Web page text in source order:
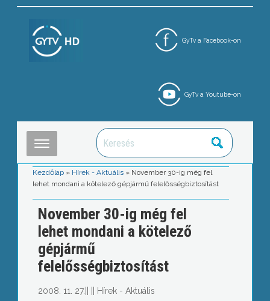
GyTv a Facebook-on
GyTv a Youtube-on
Kezdőlap » Hírek - Aktuális » November 30-ig még fel
lehet mondani a kötelező gépjármű felelősségbiztosítást
November 30-ig még fel
lehet mondani a kötelező
gépjármű
felelősségbiztosítást
2008. 11. 27. Hírek - Aktuális